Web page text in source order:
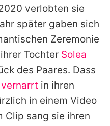
verlobten sie
später gaben sich
Zeremonie
Tochter Solea
des Paares. Dass
in ihren
in einem Video
Clip sang sie ihren